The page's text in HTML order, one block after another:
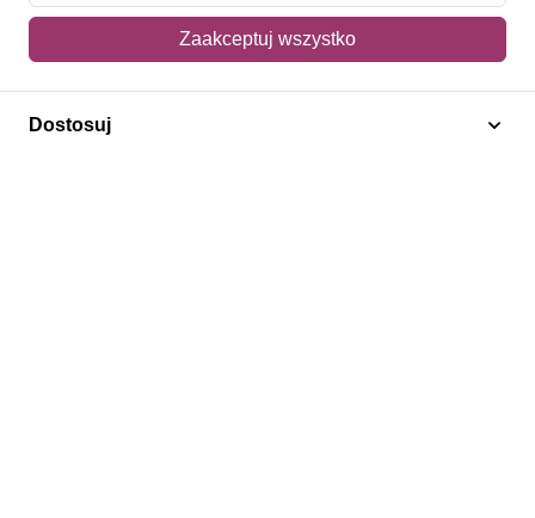
Mój koszyk
Adres dostawy
Polecamy
Zaakceptuj wszystko
Dostosuj